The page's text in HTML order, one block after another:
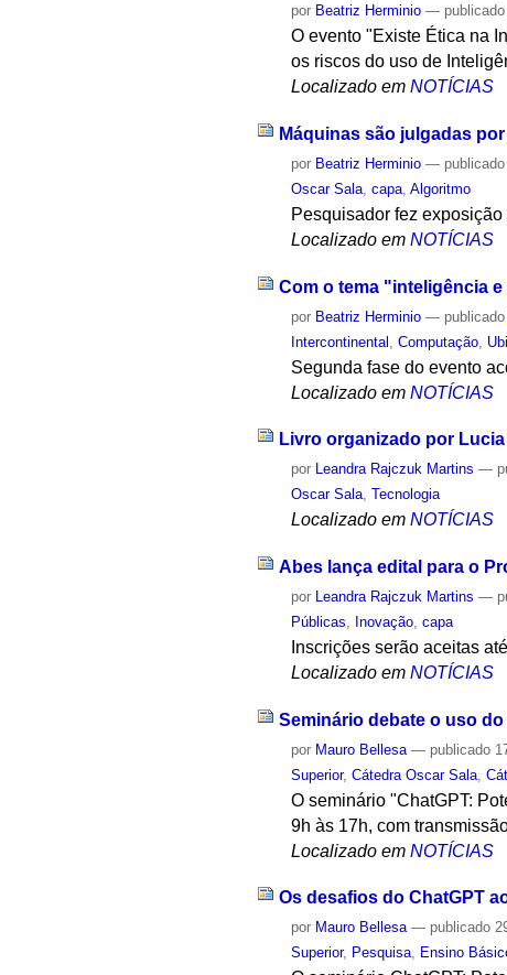
por Beatriz Herminio — publicado
O evento "Existe Ética na
os riscos do uso de
Localizado em NOTÍCIAS
Máquinas são julgadas
por Beatriz Herminio — publicado
Oscar Sala ,capa ,Algoritmo
Pesquisador fez
Localizado em NOTÍCIAS
Com o tema "inteligência
por Beatriz Herminio — publicado
Intercontinental ,Computação
Segunda fase do evento
Localizado em NOTÍCIAS
Livro organizado por
por Leandra Rajczuk Martins —
Oscar Sala,Tecnologia
Localizado em NOTÍCIAS
Abes lança edital para o
por Leandra Rajczuk Martins —
Públicas
Inovação ,capa
Inscrições serão aceitas
Localizado em NOTÍCIAS
Seminário debate o uso
por Mauro Bellesa — publicado
Superior,Cátedra Oscar Sala ,
O seminário "ChatGPT:
9h às 17h, com
Localizado em NOTÍCIAS
Os desafios do ChatGPT
por Mauro Bellesa — publicado
Superior, Pesquisa, Ensino